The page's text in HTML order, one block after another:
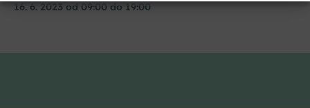
16. 6. 2023 od 09:00 do 19:00